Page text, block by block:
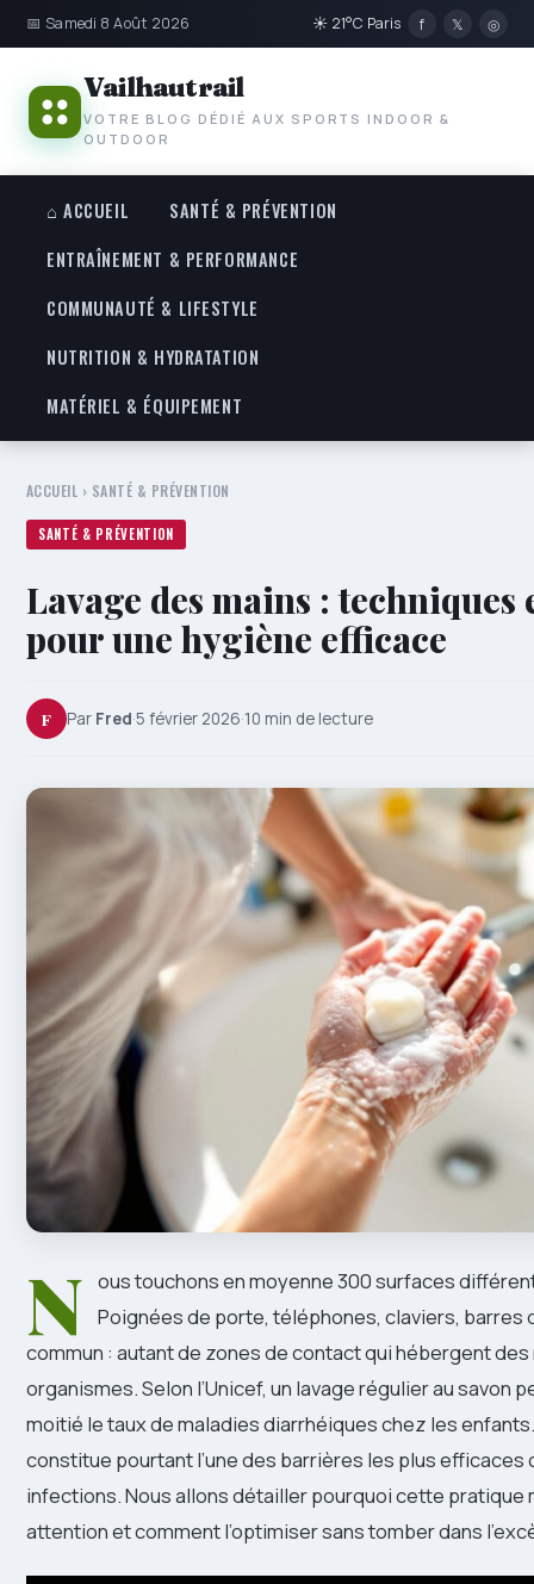
📅 Samedi 8 Août 2026 ☀ 21°C Paris f 𝕏 ◎
Vailhautrail
VOTRE BLOG DÉDIÉ AUX SPORTS INDOOR &
OUTDOOR
⌂ ACCUEIL
SANTÉ & PRÉVENTION
ENTRAÎNEMENT & PERFORMANCE
COMMUNAUTÉ & LIFESTYLE
NUTRITION & HYDRATATION
MATÉRIEL & ÉQUIPEMENT
ACCUEIL › SANTÉ & PRÉVENTION
SANTÉ & PRÉVENTION
Lavage des mains : techniques
pour une hygiène efficace
F Par Fred·5 février 2026·10 min de lecture
N ous touchons en moyenne 300 surfaces
Poignées de porte, téléphones, claviers, barres
commun : autant de zones de contact qui hébergent
organismes. Selon l’Unicef, un lavage régulier au savon
moitié le taux de maladies diarrhéiques chez les
constitue pourtant l’une des barrières les plus efficaces
infections. Nous allons détailler pourquoi cette
attention et comment l’optimiser sans tomber dans